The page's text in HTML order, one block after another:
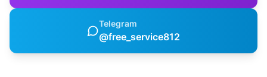
Telegram
@free_service812